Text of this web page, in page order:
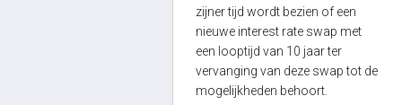
zijner tijd wordt bezien of een
nieuwe interest rate swap met
een looptijd van 10 jaar ter
vervanging van deze swap tot de
mogelijkheden behoort.